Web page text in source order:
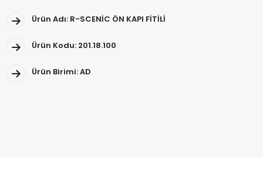
Ürün Adı: R-SCENİC ÖN KAPI FİTİLİ
Ürün Kodu: 201.18.100
Ürün Birimi: AD